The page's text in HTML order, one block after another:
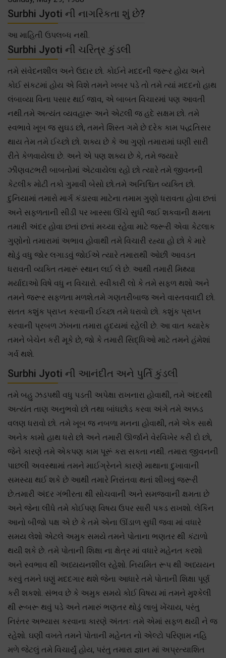
Surbhi Jyoti ની નાગરિકતા શું છે?
આ માહિતી ઉપલબ્ધ નથી.
Surbhi Jyoti ની ચરિત્ર કુંડલી
તમે સંવેદનશીલ અને ઉદાર છો. કોઈને મદદની જરૂર હોય અને
કોઈ સંકટમાં હોય એ વિશે તમને ખબર પડે તો તમે ત્યાં મદદનો હાથ
લંબાવ્યા વિના પસાર થઈ જાવ, એ બાબત વિચારમાં પણ આવતી
નથી.તમે અત્યંત વ્યવહારૂ અને એટલી જ હદે સક્ષમ છો. તમે
સ્વભાવે ખૂબ જ સુઘડ છો, તમને શિસ્ત ગમે છે દરેક કામ પદ્ધતિસર
થાય તેમ તમે ઈચ્છો છો. શક્ય છે કે આ ગુણો તમારામાં ઘણી સારી
રીતે કેળવાયેલા છે. અને એ પણ શક્ય છે કે, તમે જ્યારે
ઝીણવટભરી બાબતોમાં એટવાયેલા રહો છો ત્યારે તમે જીવનની
કેટલીક મોટી તકો ગુમાવી બેસો છો.તમે અનિશ્ચિત વ્યક્તિ છો.
દુનિયામાં તમારો માર્ગ કંડારવા માટેના તમામ ગુણો ધરાવતા હોવા છતાં
અને સફળતાની સીડી પર ખાસ્સા ઊંચે સુધી જઈ શકવાની ક્ષમતા
તમારી અંદર હોવા છતાં છતાં મચ્યા રહેવા માટે જરૂરી એવા કેટલાક
ગુણોનો તમારામાં અભાવ હોવાથી તમે વિચારી રહ્યા હો છો કે મારે
થોડું વધુ જોર લગાડવું જોઈએ ત્યારે તમારાથી ઓછી આવડત
ધરાવતી વ્યક્તિ તમારૂં સ્થાન લઈ લે છે. આથી તમારી મિથ્યા
મર્યાદાઓ વિષે વધુ ન વિચારો. સ્વીકારી લો કે તમે સફળ થશો અને
તમને જરૂર સફળતા મળશે.તમે ગણતરીબાજ અને વાસ્તવવાદી છો.
સતત કશુંક પ્રાપ્ત કરવાની ઈચ્છા તમે ધરાવો છો. કશુંક પ્રાપ્ત
કરવાની પ્રબળ ઝંખના તમારા હૃદયમાં રહેલી છે. આ વાત ક્યારેક
તમને બેચેન કરી મૂકે છે, જો કે તમારી સિદ્ધિઓ માટે તમને હંમેશાં
ગર્વ થશે.
Surbhi Jyoti ની આનંદીત અને પુર્તિ કુંડલી
તમે બહુ ઝડપથી વધુ પડતી અપેક્ષા રાખનારા હોવાથી, તમે અંદરથી
અત્યંત તાણ અનુભવો છો તથા બાંધછોડ કરવા અંગે તમે અક્કડ
વલણ ધરાવો છો. તમે ખૂબ જ નબળા મનના હોવાથી, તમે એક સાથે
અનેક કામો હાથ ધરો છો અને તમારી ઊર્જાને વેરવિખેર કરી દો છો,
જેને કારણે તમે એકપણ કામ પૂરૂં કરા સકતા નથી. તમારા જીવનની
પાછલી અવસ્થામાં તમને માઈગ્રેનને કારણે માથાના દુખાવાની
સમસ્યા થઈ શકે છે આથી તમારે નિરાંતવા થતાં શીખવું જરૂરી
છે.તમારી અંદર ગંભીરતા થી સોચવાની અને સમજવાની ક્ષમતા છે
અને જેના લીધે તમે કોઈપણ વિષય ઉપર સારી પકડ રાખશો. લેકિન
આનો બીજો પક્ષ એ છે કે તમે એના ઊંડાળ સુધી જવા માં વધારે
સમય લેશો એટલે અમુક સમયે તમને પોતાના ભણતર થી કંટાળો
થયી શકે છે. તમે પોતાની શિક્ષા ના ક્ષેત્ર માં વધારે મહેનત કરશો
અને સ્વભાવ થી અધ્યયનશીલ રહેશો. નિયમિત રૂપ થી અધ્યયન
કરવું તમને ઘણું મદદગાર થશે જેના આધારે તમે પોતાની શિક્ષા પૂર્ણ
કરી શકશો. સંભવ છે કે અમુક સમયે કોઈ વિષય માં તમને મુશ્કેલી
થી રૂબરૂ થવું પડે અને તમારું ભણતર થોડું લાબું ખેંચાય, પરંતુ
નિરંતર અભ્યાસ કરવાના કારણે અંતતઃ તમે એમાં સફળ થયી ને જ
રહેશો. ઘણી વખતે તમને પોતાની મહેનત નો એલ્ટો પરિણામ નહિ
મળે જેટલું તમે વિચાર્યું હોય, પરંતુ તમારા જ્ઞાન માં અપ્રત્યાશિત